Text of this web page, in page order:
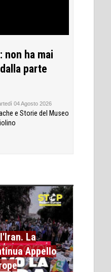
non ha mai
parte
04 Agosto 2026
e Storie del Museo
La
Appello